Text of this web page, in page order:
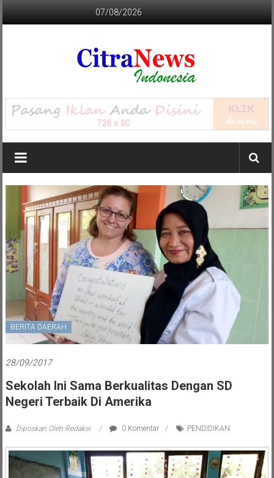
07/08/2026
CITRANEWS
INDONESIA
BERANI
DAN
KRISTIS
BERITA DAERAH
28/09/2017
Sekolah Ini Sama Berkualitas Dengan SD
Negeri Terbaik Di Amerika
Diposkan Oleh:Redaksi 0 Komentar PENDIDIKAN